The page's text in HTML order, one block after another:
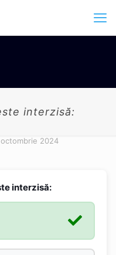
interzisă:
octombrie 2024
interzisă: